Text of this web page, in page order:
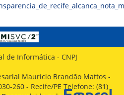
de Informática - CNPJ
Maurício Brandão Mattos -
260 - Recife/PE Telefone: (81)